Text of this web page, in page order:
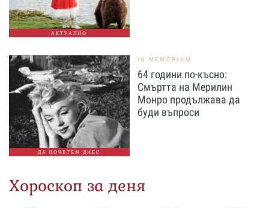
АКТУАЛНО
ДА ПОЧЕТЕМ ДНЕС
IN MEMORIAM
64 години по-късно:
Смъртта на Мерилин
Монро продължава да
буди въпроси
Хороскоп за деня